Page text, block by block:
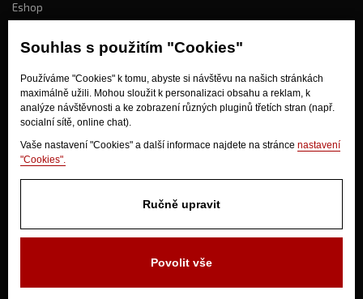
Souhlas s použitím "Cookies"
Používáme "Cookies" k tomu, abyste si návštěvu na našich stránkách
maximálně užili. Mohou sloužit k personalizaci obsahu a reklam, k
analýze návštěvnosti a ke zobrazení různých pluginů třetích stran (např.
socialní sítě, online chat).
Vaše nastavení "Cookies" a další informace najdete na stránce nastavení
"Cookies".
Ručně upravit
Povolit vše
Eshop
Kdo jsme?
Jak nakupovat?
Obchodní podmínky
Doprava
Odstoupení od kupní smlouvy
280 02 Kolín